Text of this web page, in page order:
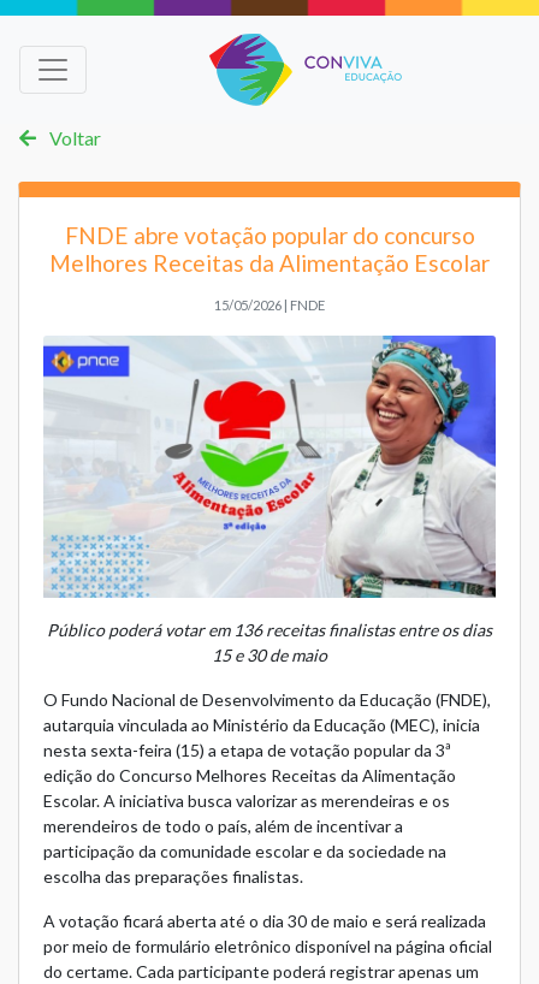
Voltar
FNDE abre votação popular do concurso
Melhores Receitas da Alimentação Escolar
15/05/2026 | FNDE
Público poderá votar em 136 receitas finalistas entre os dias
15 e 30 de maio
O Fundo Nacional de Desenvolvimento da Educação (FNDE),
autarquia vinculada ao Ministério da Educação (MEC), inicia
nesta sexta-feira (15) a etapa de votação popular da 3ª
edição do Concurso Melhores Receitas da Alimentação
Escolar. A iniciativa busca valorizar as merendeiras e os
merendeiros de todo o país, além de incentivar a
participação da comunidade escolar e da sociedade na
escolha das preparações finalistas.
A votação ficará aberta até o dia 30 de maio e será realizada
por meio de formulário eletrônico disponível na página oficial
do certame. Cada participante poderá registrar apenas um